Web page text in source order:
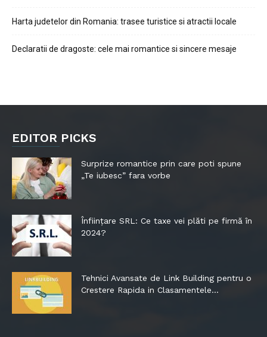
Harta judetelor din Romania: trasee turistice si atractii locale
Declaratii de dragoste: cele mai romantice si sincere mesaje
EDITOR PICKS
Surprize romantice prin care poti spune
„Te iubesc” fara vorbe
Înființare SRL: Ce taxe vei plăti pe firmă în
2024?
Tehnici Avansate de Link Building pentru o
Crestere Rapida in Clasamentele...